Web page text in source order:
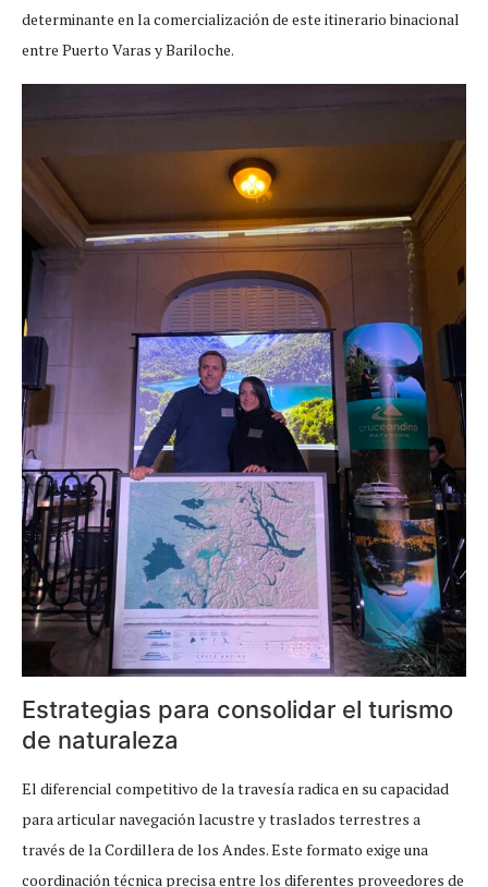
determinante en la comercialización de este itinerario binacional
entre Puerto Varas y Bariloche.
Estrategias para consolidar el turismo
de naturaleza
El diferencial competitivo de la travesía radica en su capacidad
para articular navegación lacustre y traslados terrestres a
través de la Cordillera de los Andes. Este formato exige una
coordinación técnica precisa entre los diferentes proveedores de